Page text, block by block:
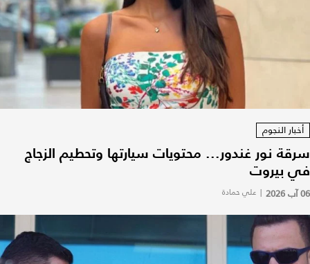
أخبار النجوم
سرقة نور غندور... محتويات سيارتها وتحطيم الزجاج
في بيروت
06 آب 2026 | علي حمادة